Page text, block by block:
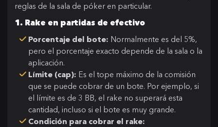
reglas de la sala de póker en particular.
1. Rake en partidas de efectivo
Porcentaje del bote: Normalmente es del 5%,
pero el porcentaje exacto depende de la sala o la
aplicación.
Límite (cap): Es el tope máximo de la comisión
que se puede cobrar de un bote. Por ejemplo, si
el límite es de 3 BB, el rake no superará esta
cantidad, incluso si el bote es muy grande.
Condición para cobrar el rake: